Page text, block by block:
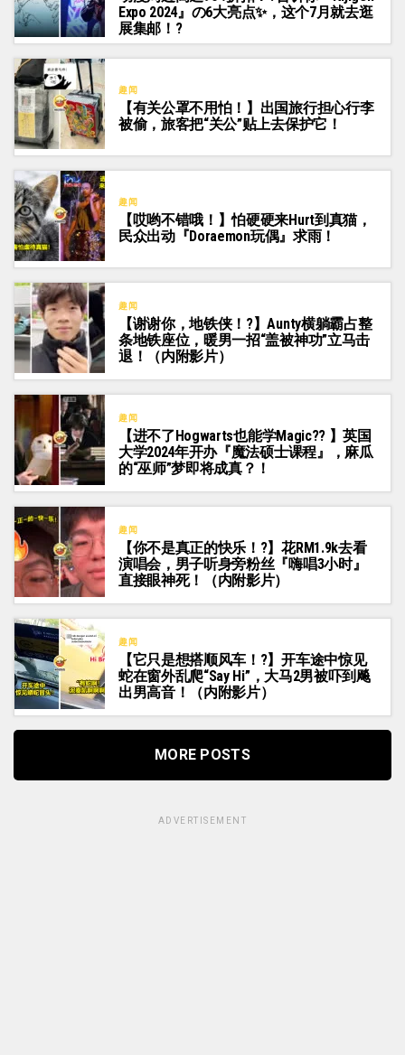
Expo 2024』の6大亮点✨，这个7月就去逛
展集邮！?
趣闻
【有关公罩不用怕！】出国旅行担心行李
被偷，旅客把“关公”贴上去保护它！
趣闻
【哎哟不错哦！】怕硬硬来Hurt到真猫，
民众出动『Doraemon玩偶』求雨！
趣闻
【谢谢你，地铁侠！?】Aunty横躺霸占整
条地铁座位，暖男一招“盖被神功”立马击
退！（内附影片）
趣闻
【进不了Hogwarts也能学Magic?? 】英国
大学2024年开办『魔法硕士课程』，麻瓜
的“巫师”梦即将成真？！
趣闻
【你不是真正的快乐！?】花RM1.9k去看
演唱会，男子听身旁粉丝『嗨唱3小时』
直接眼神死！（内附影片）
趣闻
【它只是想搭顺风车！?】开车途中惊见
蛇在窗外乱爬“Say Hi”，大马2男被吓到飚
出男高音！（内附影片）
MORE POSTS
ADVERTISEMENT